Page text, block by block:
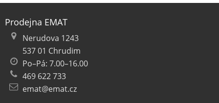
Prodejna EMAT
Nerudova 1243
537 01 Chrudim
Po–Pá: 7.00–16.00
469 622 733
emat@emat.cz